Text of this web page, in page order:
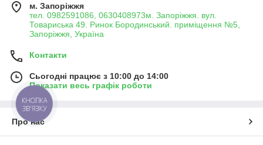
м. Запоріжжя
тел. 0982591086, 0630408973м. Запоріжжя. вул.
Товариська 49. Ринок Бородинський. приміщення №5,
Запоріжжя, Україна
Контакти
Сьогодні працює з 10:00 до 14:00
Показати весь графік роботи
Про нас
КНОПКА
ЗВ'ЯЗКУ